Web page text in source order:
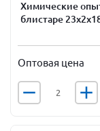
Химические
блистаре
Оптовая цена